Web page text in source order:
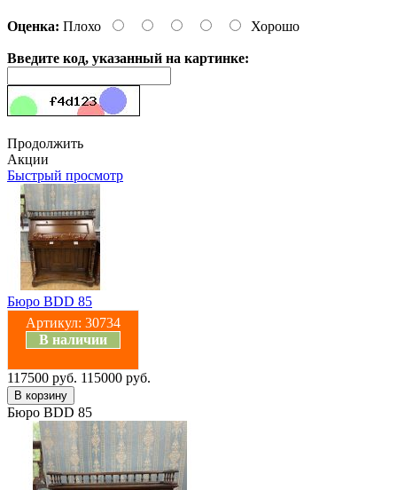
Оценка: Плохо Хорошо
Введите код, указанный на картинке:
Продолжить
Акции
Быстрый просмотр
Бюро BDD 85
Артикул: 30734
В наличии
117500 руб. 115000 руб.
Бюро BDD 85